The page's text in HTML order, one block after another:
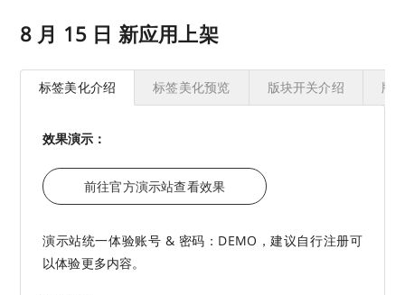
8 月 15 日 新应用上架
标签美化介绍 标签美化预览 版块开关介绍 版
效果演示：
前往官方演示站查看效果
演示站统一体验账号 & 密码：DEMO，建议自行注册可
以体验更多内容。